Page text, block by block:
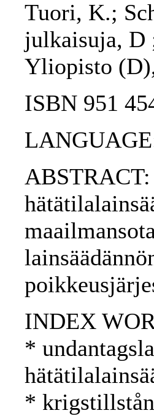
Tuori, K.;
julkaisuja, D
Yliopisto
ISBN 951
ABSTRACT:
INDEX
*
*